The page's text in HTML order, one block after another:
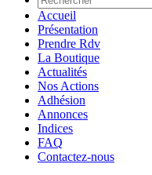
Accueil
Présentation
Prendre Rdv
La Boutique
Actualités
Nos Actions
Adhésion
Annonces
Indices
FAQ
Contactez-nous